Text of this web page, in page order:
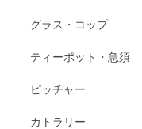
グラス・コップ
ティーポット・急須
ピッチャー
カトラリー